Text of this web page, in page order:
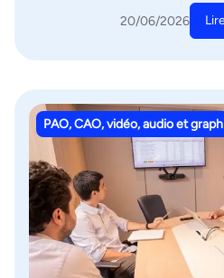
20/06/2026
PAO, CAO, vidéo, audio et